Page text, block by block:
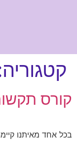
קורס
בכל אחד מאיתנו